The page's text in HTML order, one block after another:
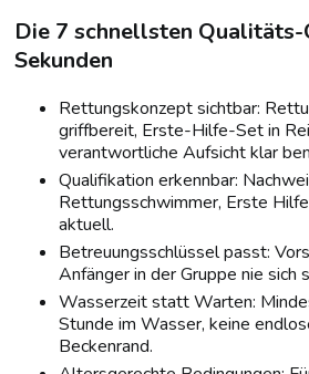
Die 7 schnellsten Qualitäts-
Sekunden
Rettungskonzept sichtbar:
griffbereit, Erste-Hilfe-Set in
verantwortliche Aufsicht klar
Qualifikation erkennbar:
Rettungsschwimmer, Erste
aktuell.
Betreuungsschlüssel passt:
Anfänger in der Gruppe nie sich
Wasserzeit statt Warten:
Stunde im Wasser, keine
Beckenrand.